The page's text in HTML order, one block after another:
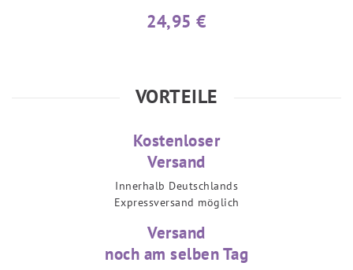
24,95 €
VORTEILE
Kostenloser
Versand
Innerhalb Deutschlands
Expressversand möglich
Versand
noch am selben Tag